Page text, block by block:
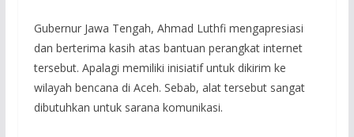
Gubernur Jawa Tengah, Ahmad Luthfi mengapresiasi
dan berterima kasih atas bantuan perangkat internet
tersebut. Apalagi memiliki inisiatif untuk dikirim ke
wilayah bencana di Aceh. Sebab, alat tersebut sangat
dibutuhkan untuk sarana komunikasi.